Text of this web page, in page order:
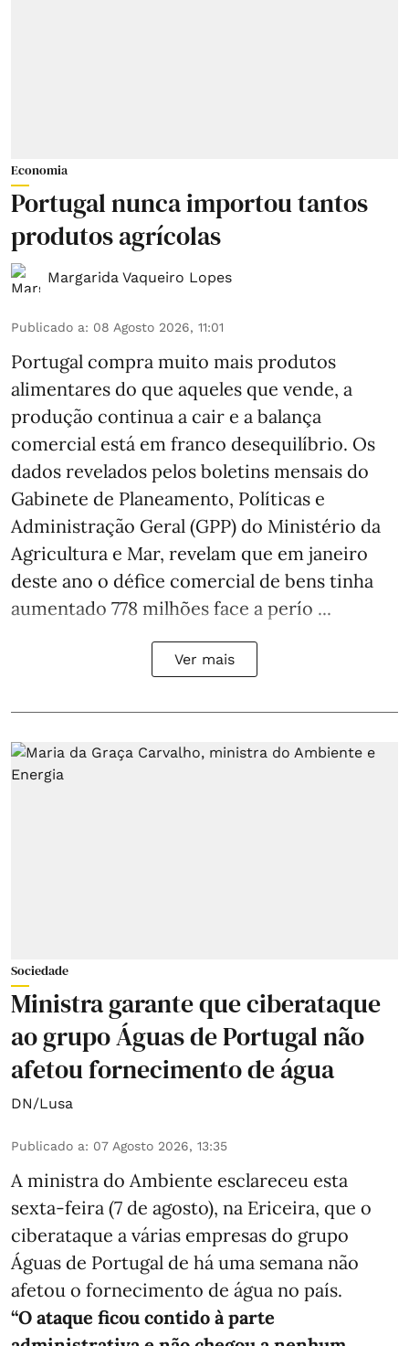
Economia
Portugal nunca importou tantos
produtos agrícolas
Margarida Vaqueiro Lopes
Publicado a: 08 Agosto 2026, 11:01
Portugal compra muito mais produtos
alimentares do que aqueles que vende, a
produção continua a cair e a balança
comercial está em franco desequilíbrio. Os
dados revelados pelos boletins mensais do
Gabinete de Planeamento, Políticas e
Administração Geral (GPP) do Ministério da
Agricultura e Mar, revelam que em janeiro
deste ano o défice comercial de bens tinha
aumentado 778 milhões face a perío ...
Ver mais
Sociedade
Ministra garante que ciberataque
ao grupo Águas de Portugal não
afetou fornecimento de água
DN/Lusa
Publicado a: 07 Agosto 2026, 13:35
A ministra do Ambiente esclareceu esta
sexta-feira (7 de agosto), na Ericeira, que o
ciberataque a várias empresas do grupo
Águas de Portugal de há uma semana não
afetou o fornecimento de água no país.
“O ataque ficou contido à parte